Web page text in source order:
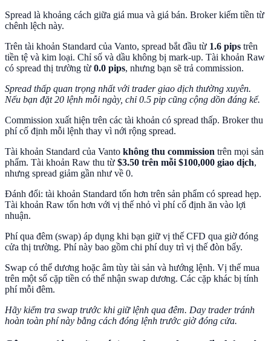
Spread là khoảng cách giữa giá mua và giá bán. Broker kiếm tiền từ
chênh lệch này.
Trên tài khoản Standard của Vanto, spread bắt đầu từ 1.6 pips trên
tiền tệ và kim loại. Chỉ số và dầu không bị mark-up. Tài khoản Raw
có spread thị trường từ 0.0 pips, nhưng bạn sẽ trả commission.
Spread thấp quan trọng nhất với trader giao dịch thường xuyên.
Nếu bạn đặt 20 lệnh mỗi ngày, chỉ 0.5 pip cũng cộng dồn đáng kể.
Commission xuất hiện trên các tài khoản có spread thấp. Broker thu
phí cố định mỗi lệnh thay vì nới rộng spread.
Tài khoản Standard của Vanto không thu commission trên mọi sản
phẩm. Tài khoản Raw thu từ $3.50 trên mỗi $100,000 giao dịch,
nhưng spread giảm gần như về 0.
Đánh đổi: tài khoản Standard tốn hơn trên sản phẩm có spread hẹp.
Tài khoản Raw tốn hơn với vị thế nhỏ vì phí cố định ăn vào lợi
nhuận.
Phí qua đêm (swap) áp dụng khi bạn giữ vị thế CFD qua giờ đóng
cửa thị trường. Phí này bao gồm chi phí duy trì vị thế đòn bẩy.
Swap có thể dương hoặc âm tùy tài sản và hướng lệnh. Vị thế mua
trên một số cặp tiền có thể nhận swap dương. Các cặp khác bị tính
phí mỗi đêm.
Hãy kiểm tra swap trước khi giữ lệnh qua đêm. Day trader tránh
hoàn toàn phí này bằng cách đóng lệnh trước giờ đóng cửa.